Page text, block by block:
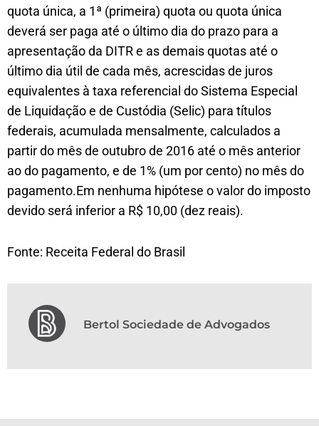
quota única, a 1ª (primeira) quota ou quota única
deverá ser paga até o último dia do prazo para a
apresentação da DITR e as demais quotas até o
último dia útil de cada mês, acrescidas de juros
equivalentes à taxa referencial do Sistema Especial
de Liquidação e de Custódia (Selic) para títulos
federais, acumulada mensalmente, calculados a
partir do mês de outubro de 2016 até o mês anterior
ao do pagamento, e de 1% (um por cento) no mês do
pagamento.Em nenhuma hipótese o valor do imposto
devido será inferior a R$ 10,00 (dez reais).
Fonte: Receita Federal do Brasil
Bertol Sociedade de Advogados